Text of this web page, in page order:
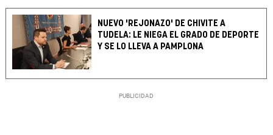
NUEVO 'REJONAZO' DE CHIVITE A
TUDELA: LE NIEGA EL GRADO DE DEPORTE
Y SE LO LLEVA A PAMPLONA